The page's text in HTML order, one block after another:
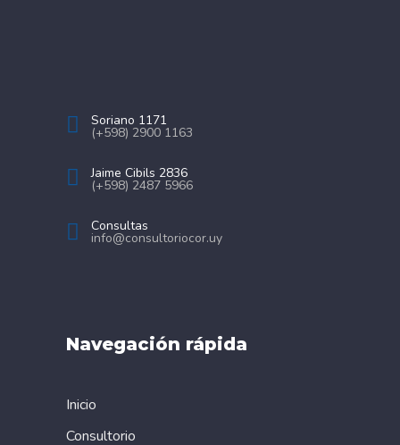
Soriano 1171
(+598) 2900 1163
Jaime Cibils 2836
(+598) 2487 5966
Consultas
info@consultoriocor.uy
Navegación rápida
Inicio
Consultorio